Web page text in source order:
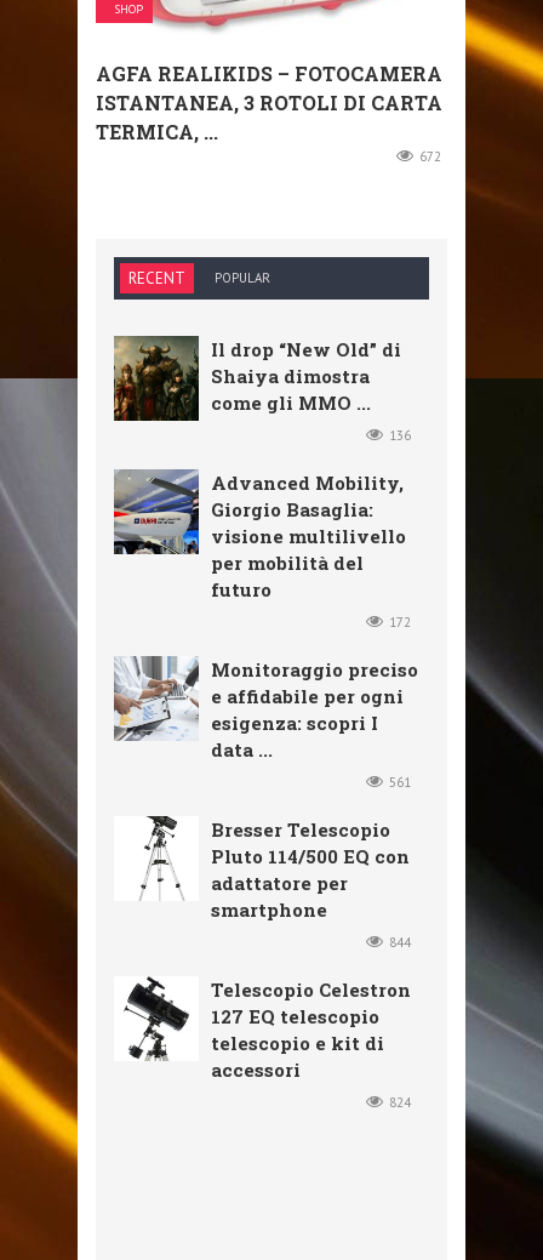
SHOP
AGFA REALIKIDS – FOTOCAMERA
ISTANTANEA, 3 ROTOLI DI CARTA
TERMICA, ...
672
RECENT POPULAR
Il drop “New Old” di
Shaiya dimostra
come gli MMO ...
136
Advanced Mobility,
Giorgio Basaglia:
visione multilivello
per mobilità del
futuro
172
Monitoraggio preciso
e affidabile per ogni
esigenza: scopri I
data ...
561
Bresser Telescopio
Pluto 114/500 EQ con
adattatore per
smartphone
844
Telescopio Celestron
127 EQ telescopio
telescopio e kit di
accessori
824